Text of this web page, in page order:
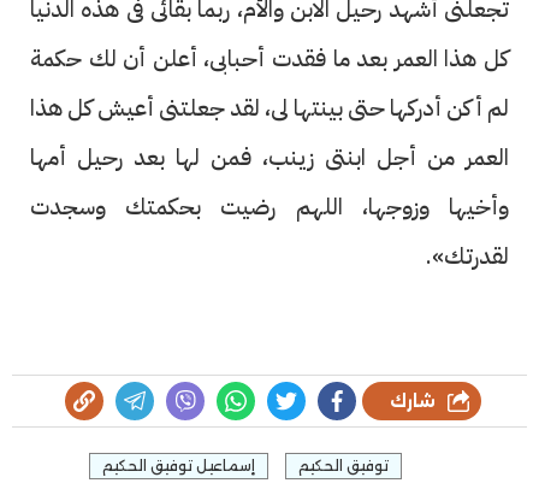
تجعلنى أشهد رحيل الابن والأم، ربما بقائى فى هذه الدنيا
كل هذا العمر بعد ما فقدت أحبابى، أعلن أن لك حكمة
لم أكن أدركها حتى بينتها لى، لقد جعلتنى أعيش كل هذا
العمر من أجل ابنتى زينب، فمن لها بعد رحيل أمها
وأخيها وزوجها، اللهم رضيت بحكمتك وسجدت
لقدرتك».
شارك
توفيق الحكيم إسماعيل توفيق الحكيم